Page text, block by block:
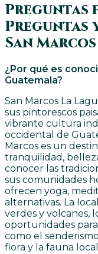
Preguntas
Preguntas
San
¿Por qué es
Guatemala?
San Marcos La
sus pintorescos
vibrante cultura
occidental de
Marcos es un
tranquilidad,
conocer las
sus comunidades
ofrecen yoga,
alternativas. La
verdes y volcanes,
oportunidades
como el
flora y la fauna